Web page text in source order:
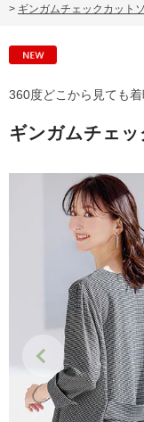
> ギンガムチェックカット
360度どこから見ても
ギンガムチェ